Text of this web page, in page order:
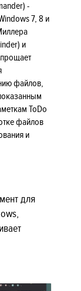
-
7, 8 и
и
файлов,
ToDo
файлов
и
для